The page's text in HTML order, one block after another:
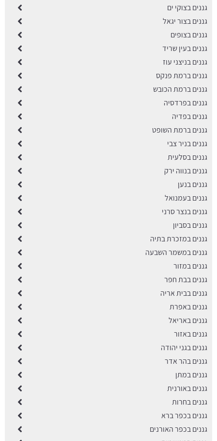
גננים בצוקי ים
גננים בצור יגאל
גננים בצופים
גננים בעין שריד
גננים בניצני עוז
גננים ברמת פנקס
גננים ברמת הכובש
גננים בפרדסיה
גננים בפדיה
גננים ברמת השופט
גננים בניר צבי
גננים בסלעית
גננים בנווה ירק
גננים בנען
גננים בעמנואל
גננים בנצר סרני
גננים בסביון
גננים במזכרת בתיה
גננים במשמר השבעה
גננים במזור
גננים בבת חפר
גננים בבית אריה
גננים באפרת
גננים באריאל
גננים באזור
גננים בגני יהודה
גננים בהר אדר
גננים במתן
גננים באורנית
גננים בחרות
גננים בכפר ברא
גננים בכפר האורנים